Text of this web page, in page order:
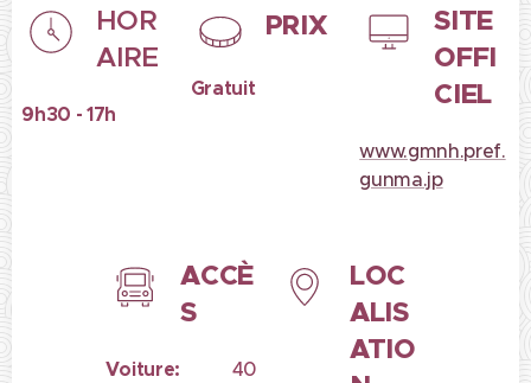
HOR
AIRE
9h30 - 17h
PRIX
Gratuit
SITE
OFFI
CIEL
www.gmnh.pref.
gunma.jp
ACCÈ
S
Voiture: 40
LOC
ALIS
ATIO